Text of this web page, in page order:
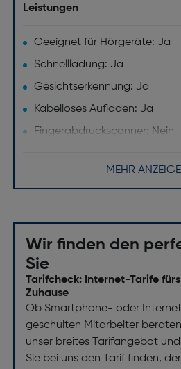
Leistungen
Geeignet für Hörgeräte: Ja
Schnellladung: Ja
Gesichtserkennung: Ja
Kabelloses Aufladen: Ja
Fingerabdruckscanner: Nein
Produktfarbe: Weiß
Internationale Schutzart (IP-
Navigation
Galileo: Ja
GPS: Ja
MEHR
Wir finden den
Sie
Tarifcheck: Internet-Tarife
Zuhause
Ob Smartphone- oder
geschulten Mitarbeiter
unser breites Tarifangebot
Sie bei uns den Tarif finden,